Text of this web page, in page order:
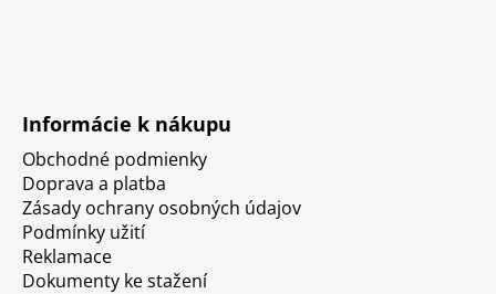
Informácie k nákupu
Obchodné podmienky
Doprava a platba
Zásady ochrany osobných údajov
Podmínky užití
Reklamace
Dokumenty ke stažení